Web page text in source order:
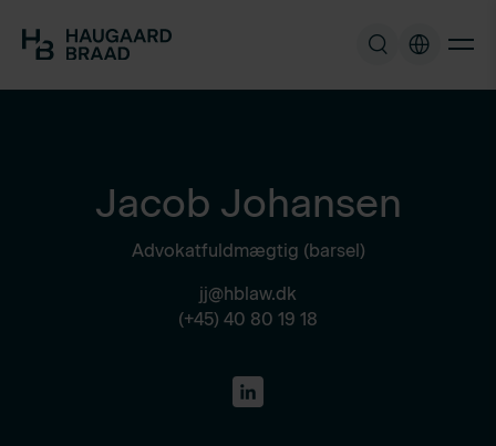
Jacob Johansen
Advokatfuldmægtig (barsel)
jj@hblaw.dk
(+45) 40 80 19 18